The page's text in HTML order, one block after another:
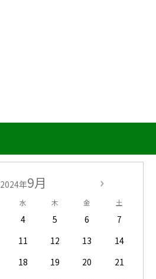
2024年9月
水 木 金 土
4 5 6
7
11 12 13
14
18 19 20
21